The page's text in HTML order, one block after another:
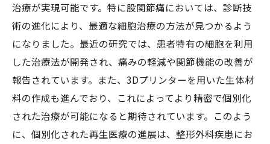
治療が実現可能です。特に股関節痛においては、診断技
術の進化により、最適な細胞治療の方法が見つかるよう
になりました。最近の研究では、患者特有の細胞を利用
した治療法が開発され、痛みの軽減や関節機能の改善が
報告されています。また、3Dプリンターを用いた生体材
料の作成も進んでおり、これによってより精密で個別化
された治療が可能になると期待されています。このよう
に、個別化された再生医療の進展は、整形外科疾患にお